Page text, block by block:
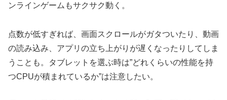
ンラインゲームもサクサク動く。
点数が低すぎれば、画面スクロールがガタついたり、動画
の読み込み、アプリの立ち上がりが遅くなったりしてしま
うことも。タブレットを選ぶ時は”どれくらいの性能を持
つCPUが積まれているか”は注意したい。